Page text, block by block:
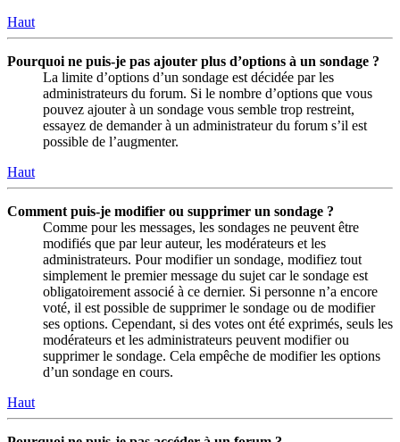
Haut
Pourquoi ne puis-je pas ajouter plus d’options à un sondage ?
La limite d’options d’un sondage est décidée par les
administrateurs du forum. Si le nombre d’options que vous
pouvez ajouter à un sondage vous semble trop restreint,
essayez de demander à un administrateur du forum s’il est
possible de l’augmenter.
Haut
Comment puis-je modifier ou supprimer un sondage ?
Comme pour les messages, les sondages ne peuvent être
modifiés que par leur auteur, les modérateurs et les
administrateurs. Pour modifier un sondage, modifiez tout
simplement le premier message du sujet car le sondage est
obligatoirement associé à ce dernier. Si personne n’a encore
voté, il est possible de supprimer le sondage ou de modifier
ses options. Cependant, si des votes ont été exprimés, seuls les
modérateurs et les administrateurs peuvent modifier ou
supprimer le sondage. Cela empêche de modifier les options
d’un sondage en cours.
Haut